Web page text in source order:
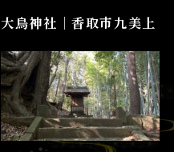
大鳥神社│香取市九美上